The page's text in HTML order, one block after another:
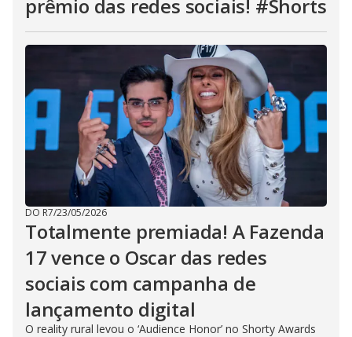
prêmio das redes sociais! #Shorts
DO R7/23/05/2026
Totalmente premiada! A Fazenda
17 vence o Oscar das redes
sociais com campanha de
lançamento digital
O reality rural levou o ‘Audience Honor’ no Shorty Awards